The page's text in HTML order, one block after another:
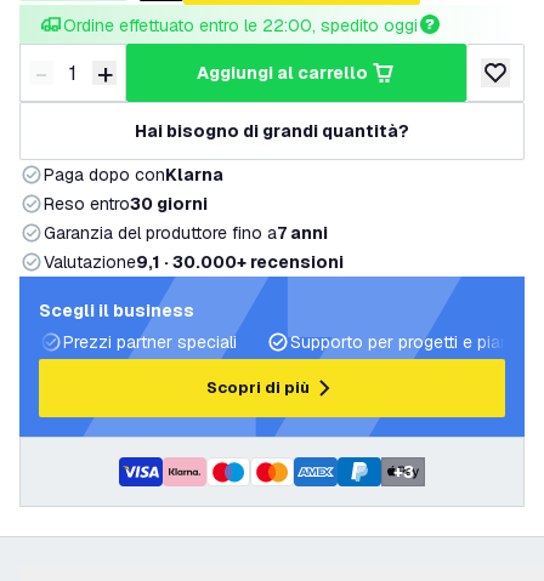
Ordine effettuato entro le 22:00, spedito oggi
Riduci quantità
- Aumenta quantità
+ aggiungi al carrello
Hai bisogno di grandi quantità?
Paga dopo conKlarna
Reso entro30 giorni
Garanzia del produttore fino a7 anni
Valutazione9,1 · 30.000+ recensioni
Scegli il business
Prezzi partner speciali
Supporto per progetti e piani di
Scopri di più
+3